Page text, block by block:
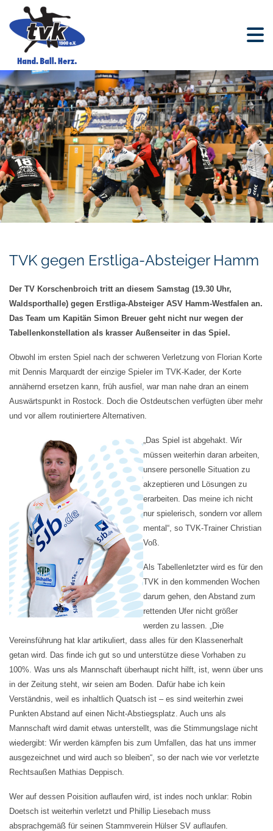
TVK gegen Erstliga-Absteiger Hamm
Der TV Korschenbroich tritt an diesem Samstag (19.30 Uhr,
Waldsporthalle) gegen Erstliga-Absteiger ASV Hamm-Westfalen an.
Das Team um Kapitän Simon Breuer geht nicht nur wegen der
Tabellenkonstellation als krasser Außenseiter in das Spiel.
Obwohl im ersten Spiel nach der schweren Verletzung von Florian Korte
mit Dennis Marquardt der einzige Spieler im TVK-Kader, der Korte
annähernd ersetzen kann, früh ausfiel, war man nahe dran an einem
Auswärtspunkt in Rostock. Doch die Ostdeutschen verfügten über mehr
und vor allem routiniertere Alternativen.
Das Spiel ist abgehakt. Wir
müssen weiterhin daran arbeiten,
unsere personelle Situation zu
akzeptieren und Lösungen zu
erarbeiten. Das meine ich nicht
nur spielerisch, sondern vor allem
mental“, so TVK-Trainer Christian
Voß.
Als Tabellenletzter wird es für den
TVK in den kommenden Wochen
darum gehen, den Abstand zum
rettenden Ufer nicht größer
werden zu lassen. „Die
Vereinsführung hat klar artikuliert, dass alles für den Klassenerhalt
getan wird. Das finde ich gut so und unterstütze diese Vorhaben zu
100%. Was uns als Mannschaft überhaupt nicht hilft, ist, wenn über uns
in der Zeitung steht, wir seien am Boden. Dafür habe ich kein
Verständnis, weil es inhaltlich Quatsch ist – es sind weiterhin zwei
Punkten Abstand auf einen Nicht-Abstiegsplatz. Auch uns als
Mannschaft wird damit etwas unterstellt, was die Stimmungslage nicht
wiedergibt: Wir werden kämpfen bis zum Umfallen, das hat uns immer
ausgezeichnet und wird auch so bleiben“, so der nach wie vor verletzte
Rechtsaußen Mathias Deppisch.
Wer auf dessen Poisition auflaufen wird, ist indes noch unklar: Robin
Doetsch ist weiterhin verletzt und Phillip Liesebach muss
absprachgemäß für seinen Stammverein Hülser SV auflaufen.